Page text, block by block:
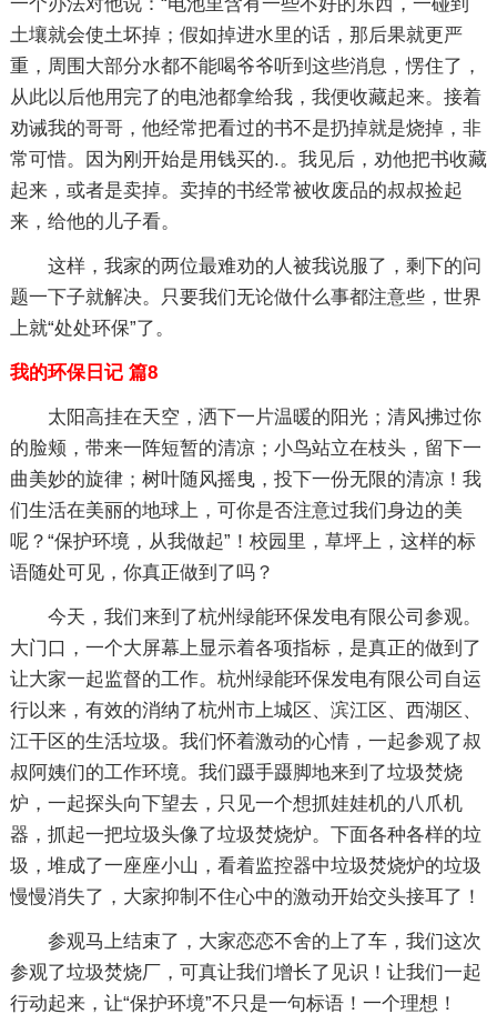
土壤就会使土坏掉；假如掉进水里的话，那后果就更严
重，周围大部分水都不能喝爷爷听到这些消息，愣住了，
从此以后他用完了的电池都拿给我，我便收藏起来。接着
劝诫我的哥哥，他经常把看过的书不是扔掉就是烧掉，非
常可惜。因为刚开始是用钱买的.。我见后，劝他把书收藏
起来，或者是卖掉。卖掉的书经常被收废品的叔叔捡起
来，给他的儿子看。
这样，我家的两位最难劝的人被我说服了，剩下的问
题一下子就解决。只要我们无论做什么事都注意些，世界
上就“处处环保”了。
我的环保日记 篇8
太阳高挂在天空，洒下一片温暖的阳光；清风拂过你
的脸颊，带来一阵短暂的清凉；小鸟站立在枝头，留下一
曲美妙的旋律；树叶随风摇曳，投下一份无限的清凉！我
们生活在美丽的地球上，可你是否注意过我们身边的美
呢？“保护环境，从我做起”！校园里，草坪上，这样的标
语随处可见，你真正做到了吗？
今天，我们来到了杭州绿能环保发电有限公司参观。
大门口，一个大屏幕上显示着各项指标，是真正的做到了
让大家一起监督的工作。杭州绿能环保发电有限公司自运
行以来，有效的消纳了杭州市上城区、滨江区、西湖区、
江干区的生活垃圾。我们怀着激动的心情，一起参观了叔
叔阿姨们的工作环境。我们蹑手蹑脚地来到了垃圾焚烧
炉，一起探头向下望去，只见一个想抓娃娃机的八爪机
器，抓起一把垃圾头像了垃圾焚烧炉。下面各种各样的垃
圾，堆成了一座座小山，看着监控器中垃圾焚烧炉的垃圾
慢慢消失了，大家抑制不住心中的激动开始交头接耳了！
参观马上结束了，大家恋恋不舍的上了车，我们这次
参观了垃圾焚烧厂，可真让我们增长了见识！让我们一起
行动起来，让“保护环境”不只是一句标语！一个理想！